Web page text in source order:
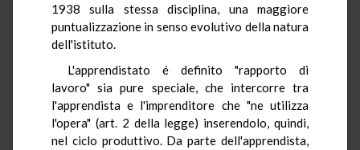
1938 sulla stessa disciplina, una maggiore
puntualizzazione in senso evolutivo della natura
dell'istituto.
L'apprendistato é definito "rapporto di
lavoro" sia pure speciale, che intercorre tra
l'apprendista e l'imprenditore che "ne utilizza
l'opera" (art. 2 della legge) inserendolo, quindi,
nel ciclo produttivo. Da parte dell'apprendista,